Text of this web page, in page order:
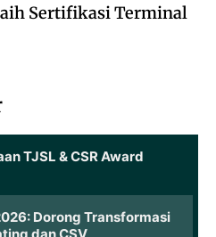
Sertifikasi Terminal